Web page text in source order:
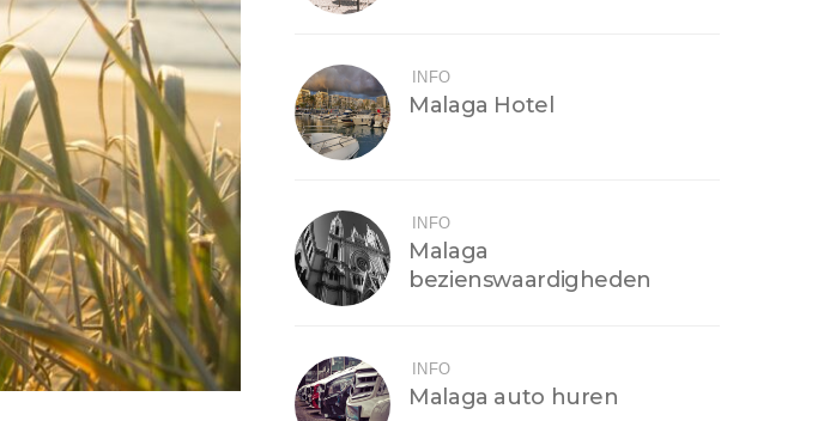
INFO
Malaga Hotel
INFO
Malaga
bezienswaardigheden
INFO
Malaga auto huren